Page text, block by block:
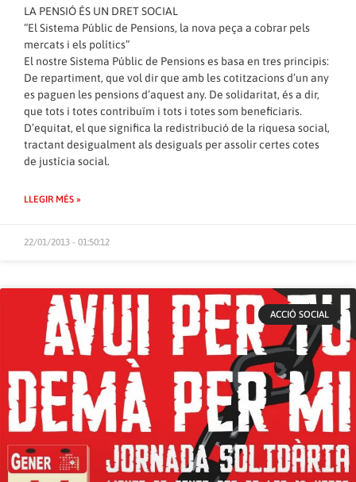
LA PENSIÓ ÉS UN DRET SOCIAL
“El Sistema Públic de Pensions, la nova peça a cobrar pels
mercats i els polítics”
El nostre Sistema Públic de Pensions es basa en tres principis:
De repartiment, que vol dir que amb les cotitzacions d’un any
es paguen les pensions d’aquest any. De solidaritat, és a dir,
que tots i totes contribuïm i tots i totes som beneficiaris.
D’equitat, el que significa la redistribució de la riquesa social,
tractant desigualment als desiguals per assolir certes cotes
de justícia social.
LLEGIR MÉS »
22/01/2013 - 01:50:12
ACCIÓ SOCIAL